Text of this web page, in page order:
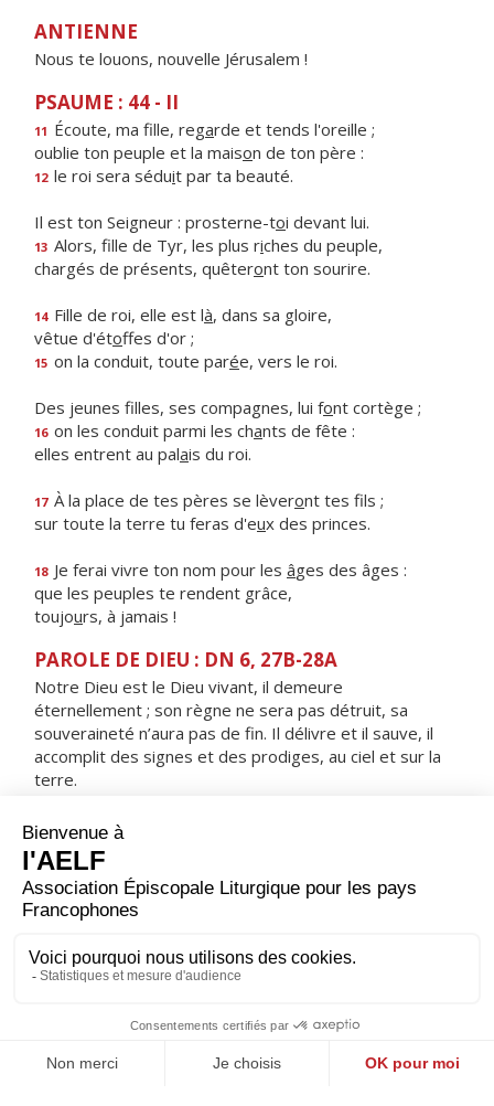
ANTIENNE
Nous te louons, nouvelle Jérusalem !
PSAUME : 44 - II
11 Écoute, ma fille, regarde et tends l'oreille ;
oublie ton peuple et la maison de ton père :
12 le roi sera séduit par ta beauté.
Il est ton Seigneur : prosterne-toi devant lui.
13 Alors, fille de Tyr, les plus riches du peuple,
chargés de présents, quêteront ton sourire.
14 Fille de roi, elle est là, dans sa gloire,
vêtue d'étoffes d'or ;
15 on la conduit, toute parée, vers le roi.
Des jeunes filles, ses compagnes, lui font cortège ;
16 on les conduit parmi les chants de fête :
elles entrent au palais du roi.
17 À la place de tes pères se lèveront tes fils ;
sur toute la terre tu feras d'eux des princes.
18 Je ferai vivre ton nom pour les âges des âges :
que les peuples te rendent grâce,
toujours, à jamais !
PAROLE DE DIEU : DN 6, 27B-28A
Notre Dieu est le Dieu vivant, il demeure
éternellement ; son règne ne sera pas détruit, sa
souveraineté n’aura pas de fin. Il délivre et il sauve, il
accomplit des signes et des prodiges, au ciel et sur la
terre.
RÉPONS
V/ Arrêtez, sachez que je suis Dieu,
je domine les nations, je domine la terre.
ORAISON
que nos pensées deviennent tes pensées et nous